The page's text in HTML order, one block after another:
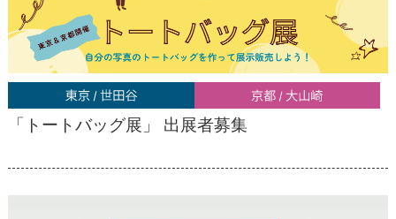
「トートバッグ展」 出展者募集